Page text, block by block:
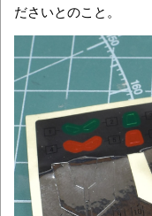
ださいとのこと。